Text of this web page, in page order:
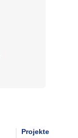
Projekte